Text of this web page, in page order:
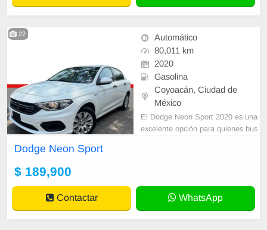
22
Automático
80,011 km
2020
Gasolina
Coyoacán, Ciudad de
México
El Dodge Neon Sport 2020 es una
excelente opción para quienes bus
anejo suave y estabilidad. Ideal pa
ra quien busca
Dodge Neon Sport
$ 189,900
Contactar WhatsApp